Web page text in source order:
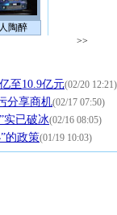
陶醉
>>
至10.9亿元(02/20 12:21)
分享商机(02/17 07:50)
实已破冰(02/16 08:05)
的政策(01/19 10:03)
[圣诞节]